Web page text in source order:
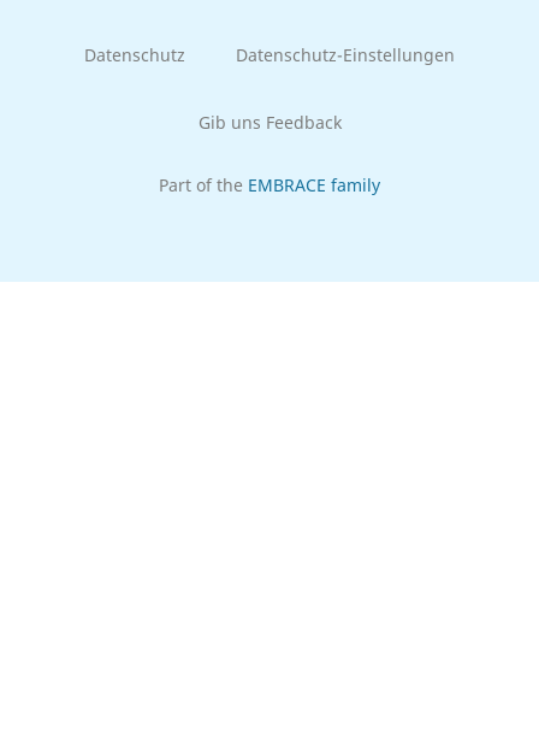
Datenschutz Datenschutz-Einstellungen
Gib uns Feedback
Part of the EMBRACE family